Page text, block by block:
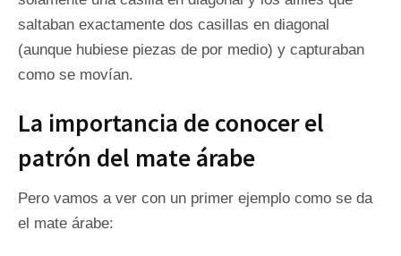
saltaban exactamente dos casillas en diagonal
(aunque hubiese piezas de por medio) y capturaban
como se movían.
La importancia de conocer el
patrón del mate árabe
Pero vamos a ver con un primer ejemplo como se da
el mate árabe: